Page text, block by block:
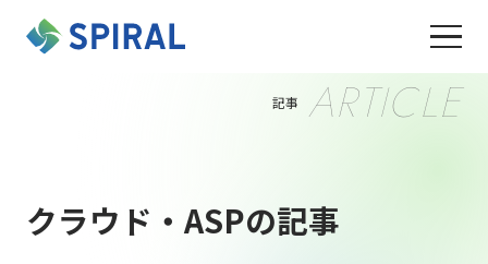
クラウド・ASPの記事
記事 ARTICLE